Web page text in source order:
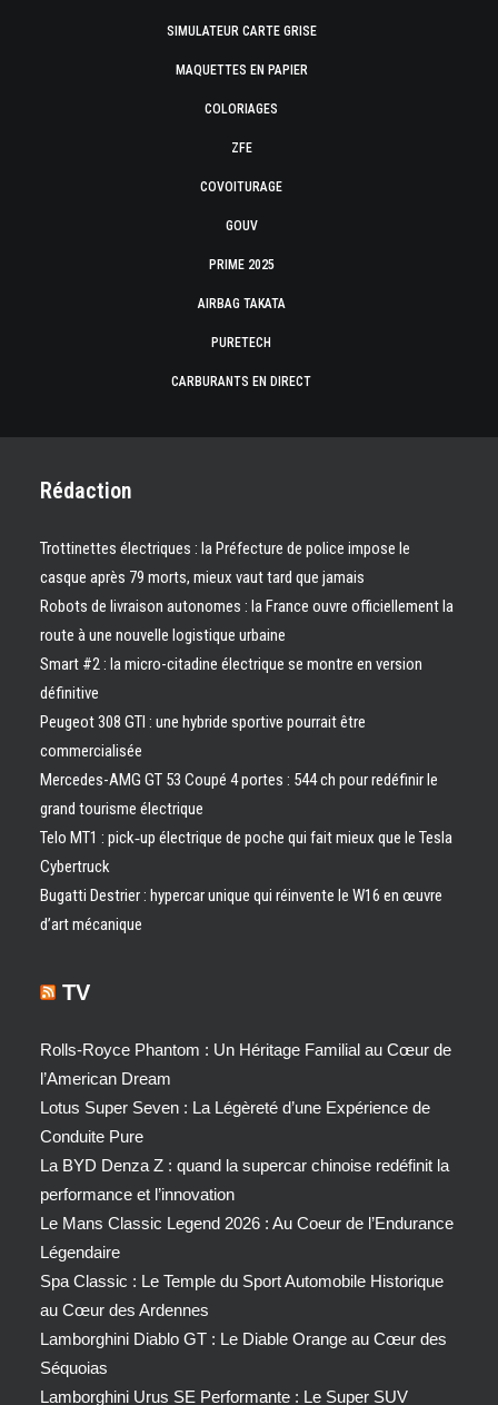
SIMULATEUR CARTE GRISE
MAQUETTES EN PAPIER
COLORIAGES
ZFE
COVOITURAGE
GOUV
PRIME 2025
AIRBAG TAKATA
PURETECH
CARBURANTS EN DIRECT
Rédaction
Trottinettes électriques : la Préfecture de police impose le
casque après 79 morts, mieux vaut tard que jamais
Robots de livraison autonomes : la France ouvre officiellement la
route à une nouvelle logistique urbaine
Smart #2 : la micro-citadine électrique se montre en version
définitive
Peugeot 308 GTI : une hybride sportive pourrait être
commercialisée
Mercedes-AMG GT 53 Coupé 4 portes : 544 ch pour redéfinir le
grand tourisme électrique
Telo MT1 : pick‑up électrique de poche qui fait mieux que le Tesla
Cybertruck
Bugatti Destrier : hypercar unique qui réinvente le W16 en œuvre
d’art mécanique
TV
Rolls-Royce Phantom : Un Héritage Familial au Cœur de
l’American Dream
Lotus Super Seven : La Légèreté d’une Expérience de
Conduite Pure
La BYD Denza Z : quand la supercar chinoise redéfinit la
performance et l’innovation
Le Mans Classic Legend 2026 : Au Coeur de l’Endurance
Légendaire
Spa Classic : Le Temple du Sport Automobile Historique
au Cœur des Ardennes
Lamborghini Diablo GT : Le Diable Orange au Cœur des
Séquoias
Lamborghini Urus SE Performante : Le Super SUV